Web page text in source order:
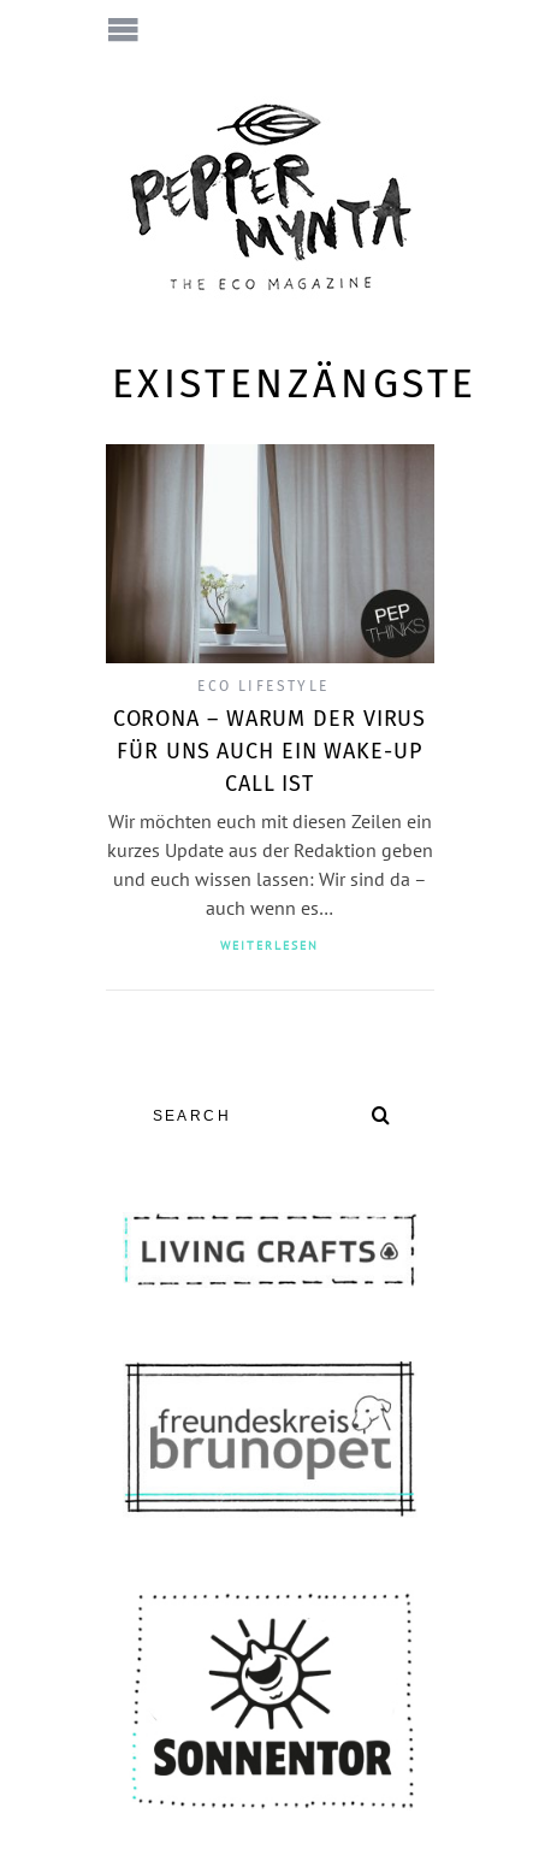
EXISTENZÄNGSTE
ECO LIFESTYLE
CORONA – WARUM DER VIRUS
FÜR UNS AUCH EIN WAKE-UP
CALL IST
Wir möchten euch mit diesen Zeilen ein
kurzes Update aus der Redaktion geben
und euch wissen lassen: Wir sind da –
auch wenn es…
WEITERLESEN